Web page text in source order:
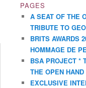
PAGES
A SEAT OF THE
TRIBUTE TO
BRITS AWARDS
HOMMAGE DE
BSA PROJECT *
THE OPEN HAND
EXCLUSIVE